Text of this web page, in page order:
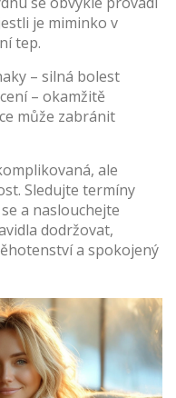
je miminko v
tep.
– silná bolest
– okamžitě
může zabránit
ale
Sledujte termíny
a naslouchejte
dodržovat,
a spokojený